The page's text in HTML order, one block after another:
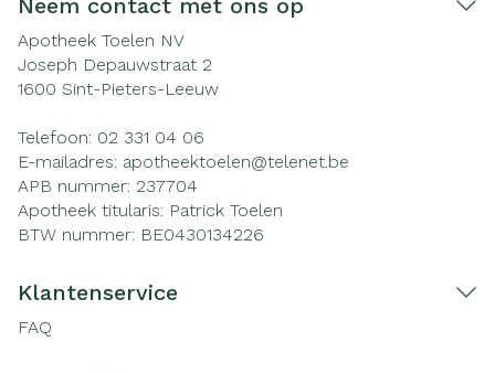
Neem contact met ons op
Apotheek Toelen NV
Joseph Depauwstraat 2
1600 Sint-Pieters-Leeuw
Telefoon: 02 331 04 06
E-mailadres: apotheektoelen@telenet.be
APB nummer: 237704
Apotheek titularis: Patrick Toelen
BTW nummer: BE0430134226
Klantenservice
FAQ